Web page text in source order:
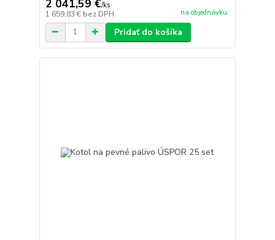
2 041,59 €/ks
1 659,83 € bez DPH na objednávku
Pridať do košíka